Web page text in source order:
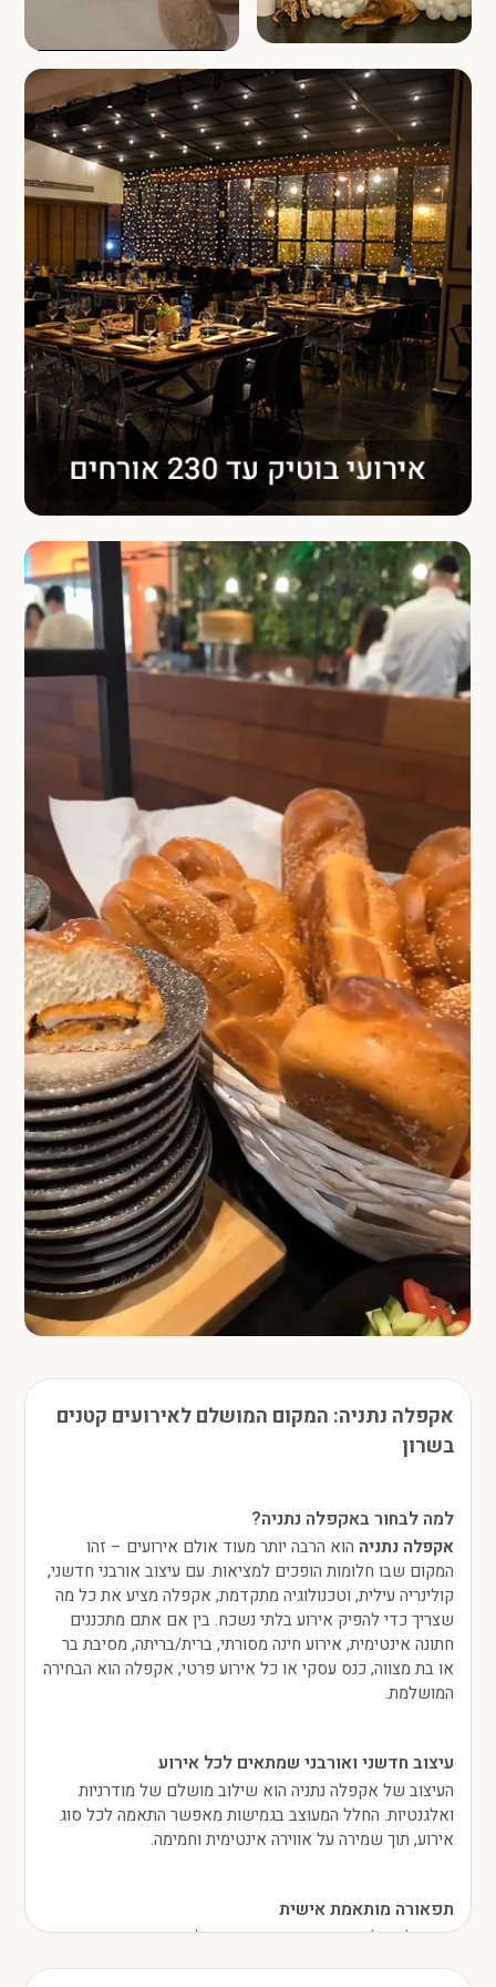
אקפלה נתניה: המקום המושלם לאירועים קטנים
בשרון
למה לבחור באקפלה נתניה?
אקפלה נתניה הוא הרבה יותר מעוד אולם אירועים – זהו
המקום שבו חלומות הופכים למציאות. עם עיצוב אורבני חדשני,
קולינריה עילית, וטכנולוגיה מתקדמת, אקפלה מציע את כל מה
שצריך כדי להפיק אירוע בלתי נשכח. בין אם אתם מתכננים
חתונה אינטימית, אירוע חינה מסורתי, ברית/בריתה, מסיבת בר
או בת מצווה, כנס עסקי או כל אירוע פרטי, אקפלה הוא הבחירה
המושלמת.
עיצוב חדשני ואורבני שמתאים לכל אירוע
העיצוב של אקפלה נתניה הוא שילוב מושלם של מודרניות
ואלגנטיות. החלל המעוצב בגמישות מאפשר התאמה לכל סוג
אירוע, תוך שמירה על אווירה אינטימית וחמימה.
תפאורה מותאמת אישית
באקפלה, כל פרט מעוצב בקפידה כדי להתאים בדיוק